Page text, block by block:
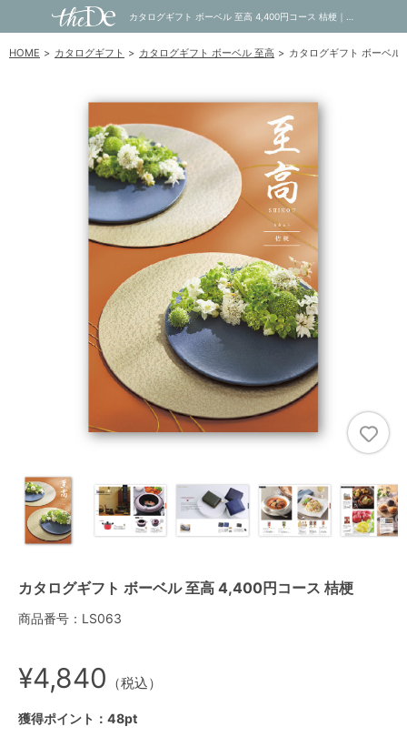
HOME カタログギフト カタログギフト ボーベル 至高 カタログギフト ボーベ
カタログギフト ボーベル 至高 4,400円コース 桔梗
商品番号：LS063
¥4,840 （税込）
獲得ポイント：48pt